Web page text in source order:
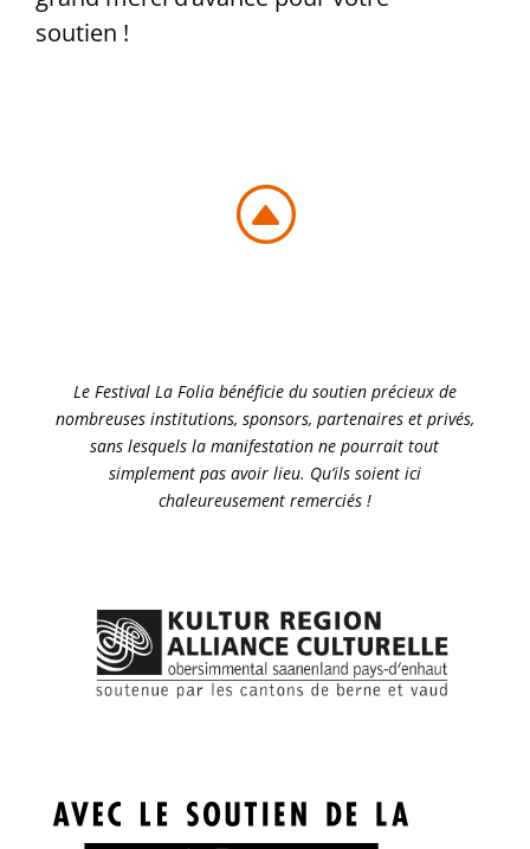
soutien !
F
Le Festival La Folia bénéficie du soutien précieux de
nombreuses institutions, sponsors, partenaires et privés,
sans lesquels la manifestation ne pourrait tout
simplement pas avoir lieu. Qu’ils soient ici
chaleureusement remerciés !